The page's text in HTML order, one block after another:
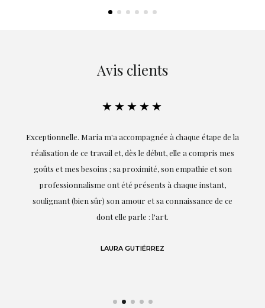
Avis clients
★★★★★
Exceptionnelle. Maria m'a accompagnée à chaque étape de la
réalisation de ce travail et, dès le début, elle a compris mes
goûts et mes besoins ; sa proximité, son empathie et son
professionnalisme ont été présents à chaque instant,
soulignant (bien sûr) son amour et sa connaissance de ce
dont elle parle : l'art.
LAURA GUTIÉRREZ